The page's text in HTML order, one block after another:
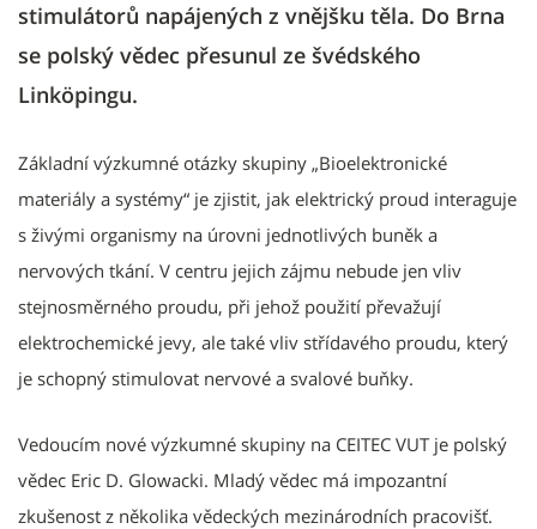
stimulátorů napájených z vnějšku těla. Do Brna
se polský vědec přesunul ze švédského
Linköpingu.
Základní výzkumné otázky skupiny „Bioelektronické
materiály a systémy“ je zjistit, jak elektrický proud interaguje
s živými organismy na úrovni jednotlivých buněk a
nervových tkání. V centru jejich zájmu nebude jen vliv
stejnosměrného proudu, při jehož použití převažují
elektrochemické jevy, ale také vliv střídavého proudu, který
je schopný stimulovat nervové a svalové buňky.
Vedoucím nové výzkumné skupiny na CEITEC VUT je polský
vědec Eric D. Glowacki. Mladý vědec má impozantní
zkušenost z několika vědeckých mezinárodních pracovišť.